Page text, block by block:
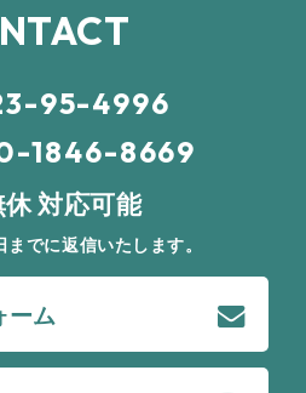
95-4996
1846-8669
対応可能
でに返信いたします。
ーム